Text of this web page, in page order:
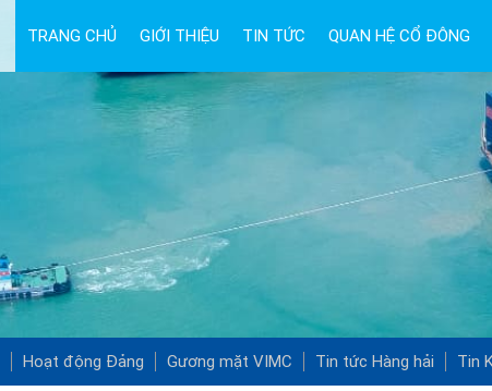
TRANG CHỦ GIỚI THIỆU TIN TỨC QUAN HỆ CỔ ĐÔNG
Hoạt động Đảng Gương mặt VIMC Tin tức Hàng hải Tin